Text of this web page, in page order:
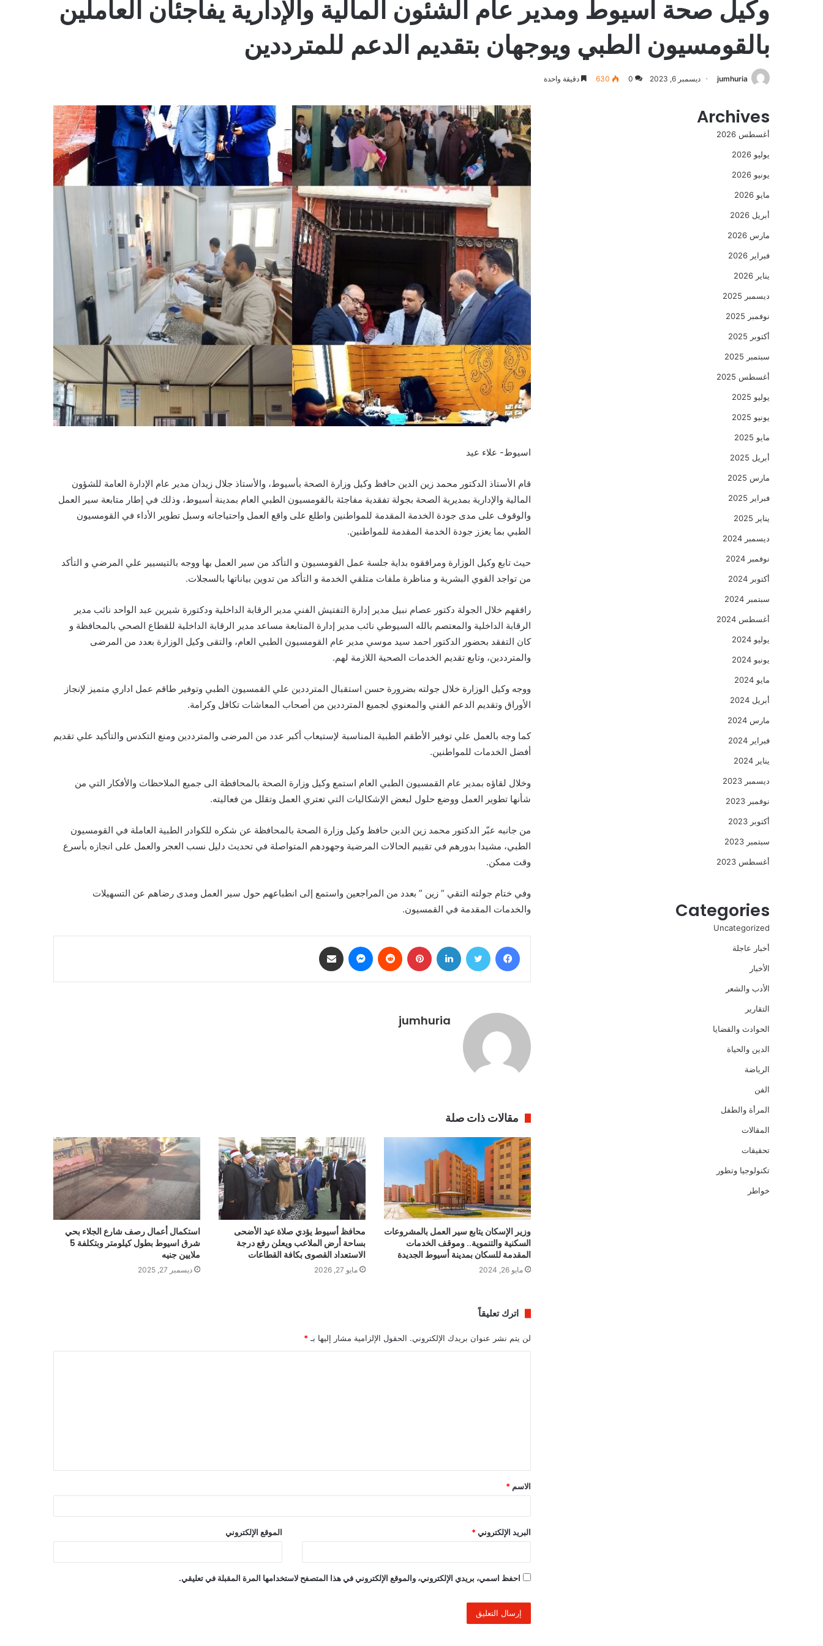
وكيل صحة اسيوط ومدير عام الشئون المالية والإدارية يفاجئان العاملين
بالقومسيون الطبي ويوجهان بتقديم الدعم للمترددين
jumhuria ديسمبر 6, 2023 0
630 دقيقة واحدة
اسيوط- علاء عيد
قام الأستاذ الدكتور محمد زين الدين حافظ وكيل وزارة الصحة بأسيوط، والأستاذ جلال زيدان مدير عام الإدارة العامة للشؤون
المالية والإدارية بمديرية الصحة بجولة تفقدية مفاجئة بالقومسيون الطبي العام بمدينة أسيوط، وذلك في إطار متابعة سير العمل
والوقوف على مدى جودة الخدمة المقدمة للمواطنين واطلع على واقع العمل واحتياجاته وسبل تطوير الأداء في القومسيون
الطبي بما يعزز جودة الخدمة المقدمة للمواطنين.
حيث تابع وكيل الوزارة ومرافقوه بداية جلسة عمل القومسيون و التأكد من سير العمل بها ووجه بالتيسيير علي المرضي و التأكد
من تواجد القوي البشرية و مناظرة ملفات متلقي الخدمة و التأكد من تدوين بياناتها بالسجلات.
رافقهم خلال الجولة دكتور عصام نبيل مدير إدارة التفتيش الفني مدير الرقابة الداخلية ودكتورة شيرين عبد الواحد نائب مدير
الرقابة الداخلية والمعتصم بالله السيوطي نائب مدير إدارة المتابعة مساعد مدير الرقابة الداخلية للقطاع الصحي بالمحافظة و
كان التفقد بحضور الدكتور احمد سيد موسي مدير عام القومسيون الطبي العام، والتقى وكيل الوزارة بعدد من المرضى
والمترددين، وتابع تقديم الخدمات الصحية اللازمة لهم.
ووجه وكيل الوزارة خلال جولته بضرورة حسن استقبال المترددين علي القمسيون الطبي وتوفير طاقم عمل اداري متميز لإنجاز
الأوراق وتقديم الدعم الفني والمعنوي لجميع المترددين من أصحاب المعاشات تكافل وكرامة.
كما وجه بالعمل علي توفير الأطقم الطبية المناسبة لإستيعاب أكبر عدد من المرضى والمترددين ومنع التكدس والتأكيد علي تقديم
أفضل الخدمات للمواطنين.
وخلال لقاؤه بمدير عام القمسيون الطبي العام استمع وكيل وزارة الصحة بالمحافظة الى جميع الملاحظات والأفكار التي من
شأنها تطوير العمل ووضع حلول لبعض الإشكاليات التي تعتري العمل وتقلل من فعاليته.
من جانبه عبّر الدكتور محمد زين الدين حافظ وكيل وزارة الصحة بالمحافظة عن شكره للكوادر الطبية العاملة في القومسيون
الطبي، مشيدا بدورهم في تقييم الحالات المرضية وجهودهم المتواصلة في تحديث دليل نسب العجر والعمل على انجازه بأسرع
وقت ممكن.
وفي ختام جولته التقي ” زين ” بعدد من المراجعين واستمع إلى انطباعهم حول سير العمل ومدى رضاهم عن التسهيلات
والخدمات المقدمة في القمسيون.
فيسبوك تويتر لينكدإن بينتيريست ماسنجر
jumhuria
مقالات ذات صلة
وزير الإسكان يتابع سير العمل بالمشروعات
السكنية والتنموية.. وموقف الخدمات
المقدمة للسكان بمدينة أسيوط الجديدة
مايو 26, 2024
محافظ أسيوط يؤدي صلاة عيد الأضحى
بساحة أرض الملاعب ويعلن رفع درجة
الاستعداد القصوى بكافة القطاعات
مايو 27, 2026
استكمال أعمال رصف شارع الجلاء بحي
شرق اسيوط بطول كيلومتر وبتكلفة 5
ملايين جنيه
ديسمبر 27, 2025
اترك تعليقاً
لن يتم نشر عنوان بريدك الإلكتروني. الحقول الإلزامية مشار إليها بـ *
ق
*
الاسم *
البريد الإلكتروني * الموقع الإلكتروني
احفظ اسمي، بريدي الإلكتروني، والموقع الإلكتروني في هذا المتصفح لاستخدامها المرة المقبلة في تعليقي.
Archives
أغسطس 2026
يوليو 2026
يونيو 2026
مايو 2026
أبريل 2026
مارس 2026
فبراير 2026
يناير 2026
ديسمبر 2025
نوفمبر 2025
أكتوبر 2025
سبتمبر 2025
أغسطس 2025
يوليو 2025
يونيو 2025
مايو 2025
أبريل 2025
مارس 2025
فبراير 2025
يناير 2025
ديسمبر 2024
نوفمبر 2024
أكتوبر 2024
سبتمبر 2024
أغسطس 2024
يوليو 2024
يونيو 2024
مايو 2024
أبريل 2024
مارس 2024
فبراير 2024
يناير 2024
ديسمبر 2023
نوفمبر 2023
أكتوبر 2023
سبتمبر 2023
أغسطس 2023
Categories
Uncategorized
أخبار عاجلة
الأخبار
الأدب والشعر
التقارير
الحوادث والقضايا
الدين والحياة
الرياضة
الفن
المرأة والطفل
المقالات
تحقيقات
تكنولوجيا وتطور
خواطر